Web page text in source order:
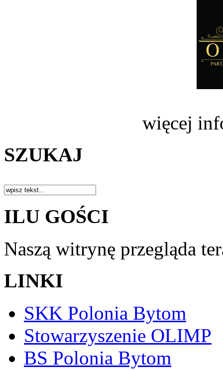
więcej
SZUKAJ
ILU GOŚCI
Naszą witrynę przegląda
LINKI
SKK Polonia Bytom
Stowarzyszenie OLIMP
BS Polonia Bytom